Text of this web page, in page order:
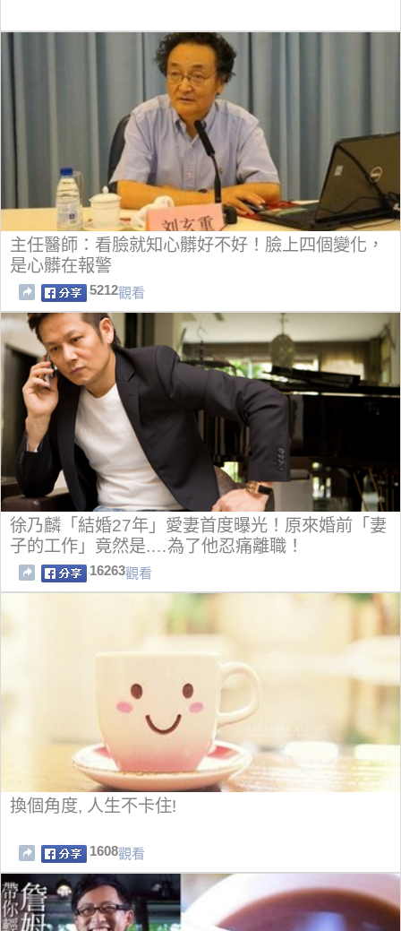
主任醫師：看臉就知心髒好不好！臉上四個變化，
是心髒在報警
5212觀看
徐乃麟「結婚27年」愛妻首度曝光！原來婚前「妻
子的工作」竟然是.…為了他忍痛離職！
16263觀看
換個角度, 人生不卡住!
1608觀看